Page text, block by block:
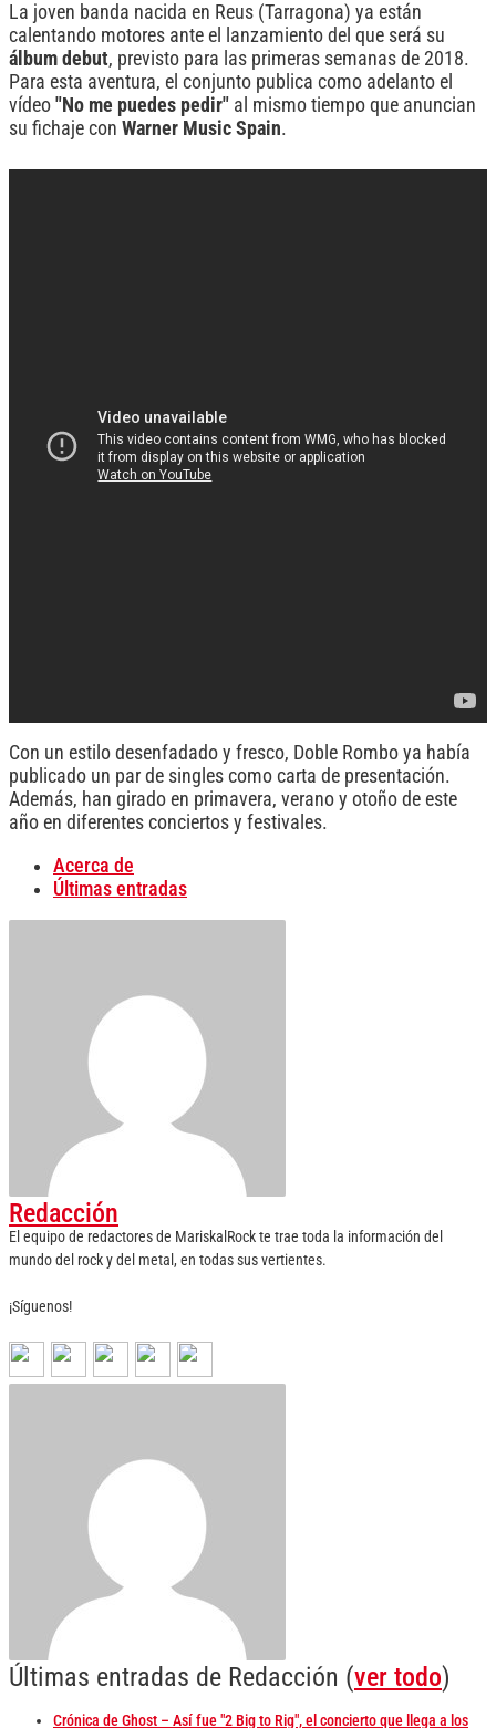
La joven banda nacida en Reus (Tarragona) ya están
calentando motores ante el lanzamiento del que será su
álbum debut, previsto para las primeras semanas de 2018.
Para esta aventura, el conjunto publica como adelanto el
vídeo "No me puedes pedir" al mismo tiempo que anuncian
su fichaje con Warner Music Spain.
Con un estilo desenfadado y fresco, Doble Rombo ya había
publicado un par de singles como carta de presentación.
Además, han girado en primavera, verano y otoño de este
año en diferentes conciertos y festivales.
Acerca de
Últimas entradas
Redacción
El equipo de redactores de MariskalRock te trae toda la información del
mundo del rock y del metal, en todas sus vertientes.
¡Síguenos!
Últimas entradas de Redacción (ver todo)
Crónica de Ghost – Así fue "2 Big to Rig", el concierto que llega a los